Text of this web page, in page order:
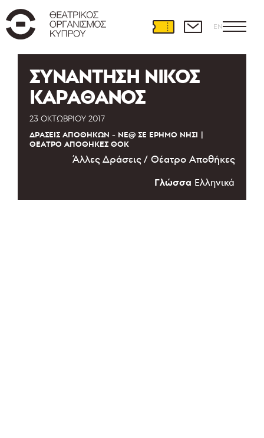
EN
ΣΥΝΑΝΤΗΣΗ ΝΙΚΟΣ
ΚΑΡΑΘΑΝΟΣ
23 ΟΚΤΩΒΡΊΟΥ 2017
ΔΡΆΣΕΙΣ ΑΠΟΘΗΚΏΝ - ΝΈ@ ΣΕ ΈΡΗΜΟ ΝΗΣΊ
ΘΈΑΤΡΟ ΑΠΟΘΉΚΕΣ ΘΟΚ
Άλλες Δράσεις / Θέατρο Αποθήκες
Γλώσσα Ελληνικά